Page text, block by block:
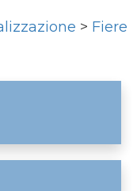
> Fiere